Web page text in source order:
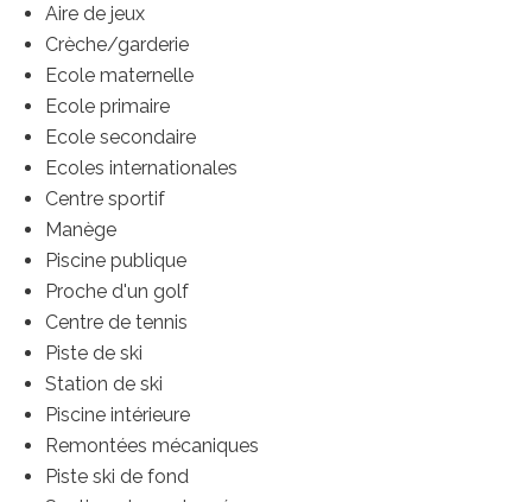
Aire de jeux
Crèche/garderie
Ecole maternelle
Ecole primaire
Ecole secondaire
Ecoles internationales
Centre sportif
Manège
Piscine publique
Proche d'un golf
Centre de tennis
Piste de ski
Station de ski
Piscine intérieure
Remontées mécaniques
Piste ski de fond